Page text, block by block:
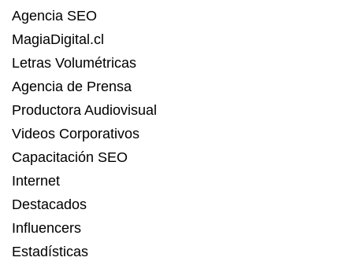
Agencia SEO
MagiaDigital.cl
Letras Volumétricas
Agencia de Prensa
Productora Audiovisual
Videos Corporativos
Capacitación SEO
Internet
Destacados
Influencers
Estadísticas